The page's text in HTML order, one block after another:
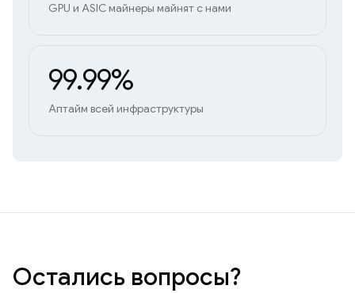
GPU и ASIC майнеры майнят с нами
99.99%
Аптайм всей инфраструктуры
Остались вопросы?